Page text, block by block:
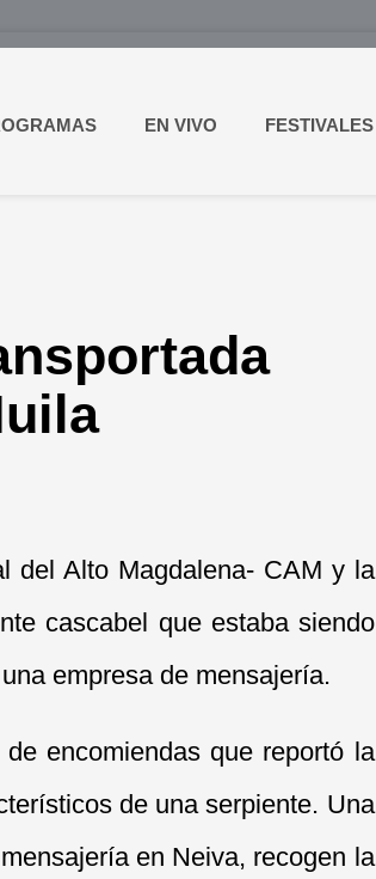
EN VIVO FESTIVALES
del Alto Magdalena- CAM y la
cascabel que estaba siendo
empresa de mensajería.
encomiendas que reportó la
de una serpiente. Una
en Neiva, recogen la